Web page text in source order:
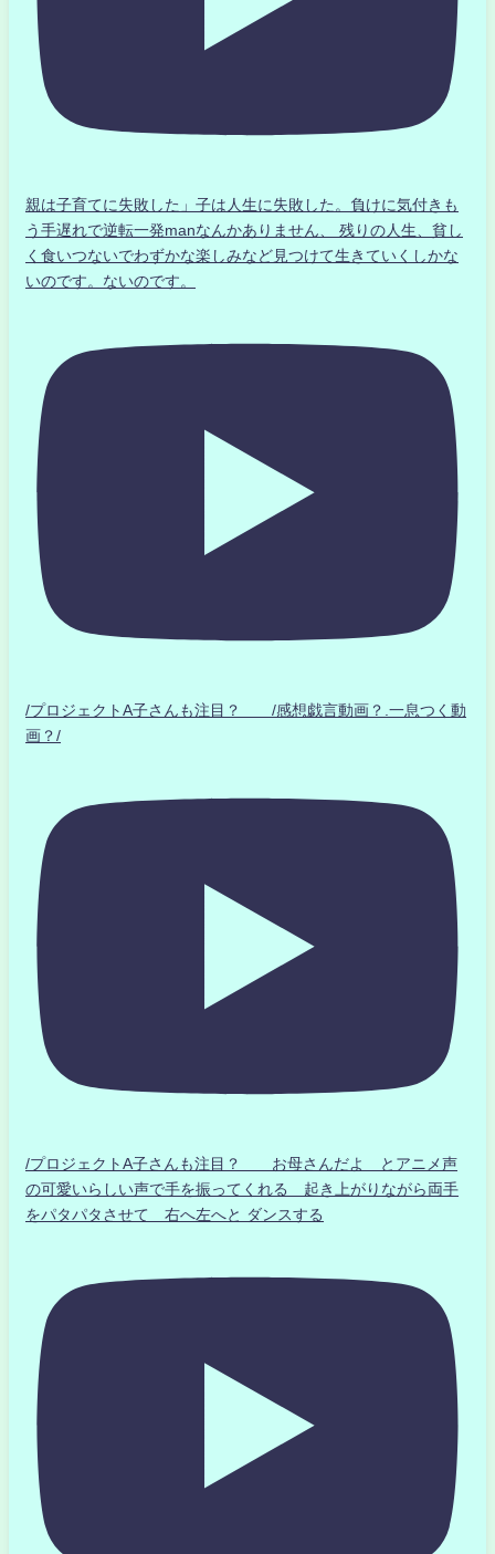
親は子育てに失敗した」子は人生に失敗した。負けに気付きも
う手遅れで逆転一発manなんかありません、 残りの人生、貧し
く食いつないでわずかな楽しみなど見つけて生きていくしかな
いのです。ないのです。
/プロジェクトA子さんも注目？ /感想戯言動画？.一息つく動
画？/
/プロジェクトA子さんも注目？ お母さんだよ とアニメ声
の可愛いらしい声で手を振ってくれる 起き上がりながら両手
をパタパタさせて 右へ左へと ダンスする